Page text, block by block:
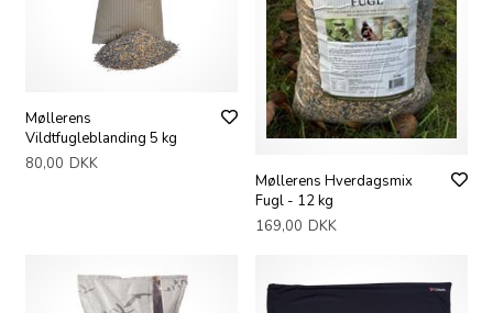
Møllerens
Vildtfugleblanding 5 kg
80,00 DKK
Møllerens Hverdagsmix
Fugl - 12 kg
169,00 DKK